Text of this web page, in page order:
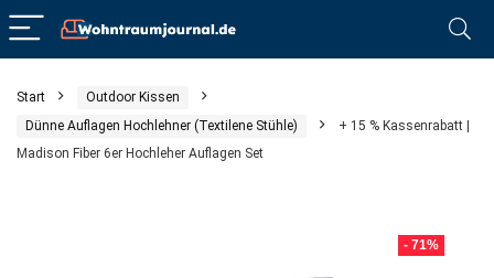
Start
Outdoor Kissen
Dünne Auflagen Hochlehner (Textilene Stühle)
+ 15 % Kassenrabatt |
Madison Fiber 6er Hochleher Auflagen Set
- 71%